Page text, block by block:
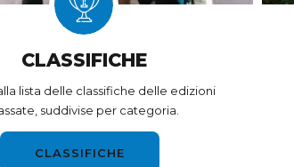
CLASSIFICHE
lista delle classifiche delle edizioni
suddivise per categoria.
CLASSIFICHE